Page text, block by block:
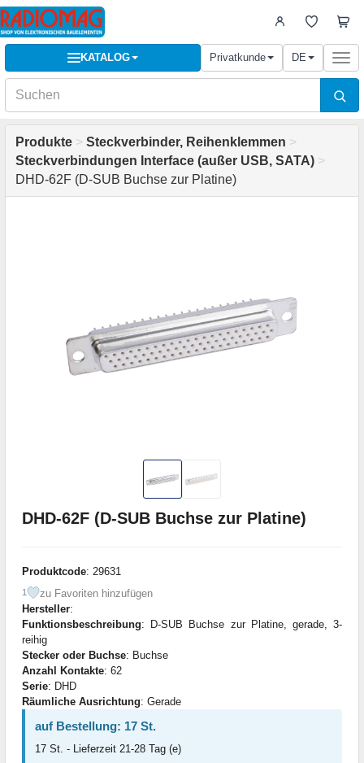
KATALOG Privatkunde DE
Produkte > Steckverbinder, Reihenklemmen >
Steckverbindungen Interface (außer USB, SATA) >
DHD-62F (D-SUB Buchse zur Platine)
DHD-62F (D-SUB Buchse zur Platine)
Produktcode: 29631
1
zu Favoriten hinzufügen
Hersteller:
Funktionsbeschreibung: D-SUB Buchse zur Platine, gerade, 3-
reihig
Stecker oder Buchse: Buchse
Anzahl Kontakte: 62
Serie: DHD
Räumliche Ausrichtung: Gerade
auf Bestellung: 17 St.
17 St. - Lieferzeit 21-28 Tag (e)